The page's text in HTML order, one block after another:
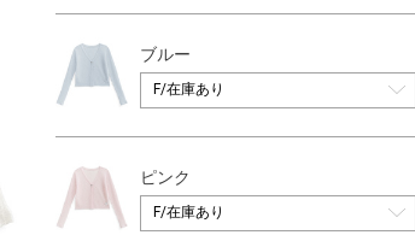
ブルー
ピンク